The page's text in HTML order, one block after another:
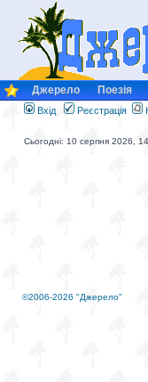
Джерело Поезія
Вхід Реєстрація
Сьогодні: 10 серпня 2026,
©2006-2026 "Джерело"